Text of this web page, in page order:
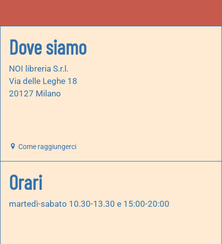
Dove siamo
NOI libreria S.r.l.
Via delle Leghe 18
20127 Milano
Come raggiungerci
Orari
martedì-sabato 10.30-13.30 e 15:00-20:00